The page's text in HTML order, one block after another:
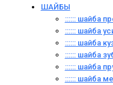
ШАЙБЫ
:::::: шайба
:::::: шайба
:::::: шайба
:::::: шайба
:::::: шайба
:::::: шайба